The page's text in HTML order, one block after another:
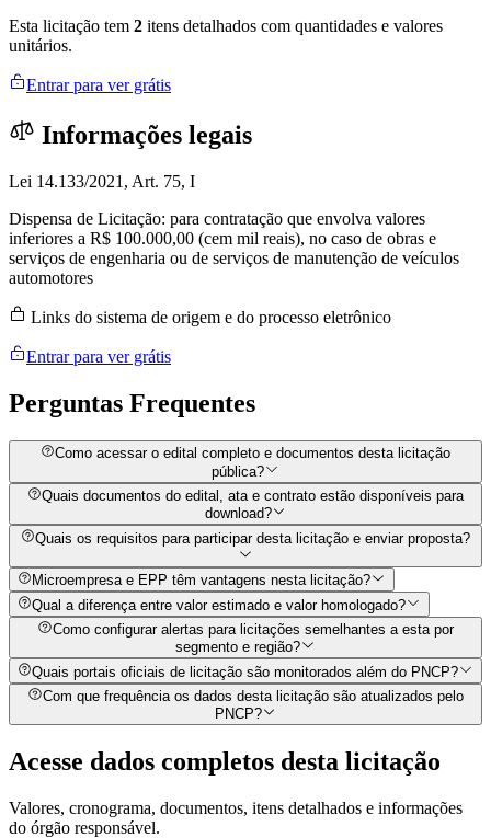
Esta licitação tem 2 itens detalhados com quantidades e valores
unitários.
Entrar para ver grátis
Informações legais
Lei 14.133/2021, Art. 75, I
Dispensa de Licitação: para contratação que envolva valores
inferiores a R$ 100.000,00 (cem mil reais), no caso de obras e
serviços de engenharia ou de serviços de manutenção de veículos
automotores
Links do sistema de origem e do processo eletrônico
Entrar para ver grátis
Perguntas Frequentes
Como acessar o edital completo e documentos desta licitação
pública?
Quais documentos do edital, ata e contrato estão disponíveis para
download?
Quais os requisitos para participar desta licitação e enviar proposta?
Microempresa e EPP têm vantagens nesta licitação?
Qual a diferença entre valor estimado e valor homologado?
Como configurar alertas para licitações semelhantes a esta por
segmento e região?
Quais portais oficiais de licitação são monitorados além do PNCP?
Com que frequência os dados desta licitação são atualizados pelo
PNCP?
Acesse dados completos desta licitação
Valores, cronograma, documentos, itens detalhados e informações
do órgão responsável.